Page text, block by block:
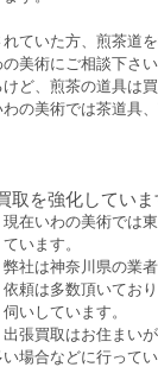
ていた方、煎茶道
美術にご相談下さい
けど、煎茶の道具は
の美術では茶道具
取を強化していま
現在いわの美術では
ています。
弊社は神奈川県の業
依頼は多数頂いてお
伺いしています。
出張買取はお住まい
場合などに行って